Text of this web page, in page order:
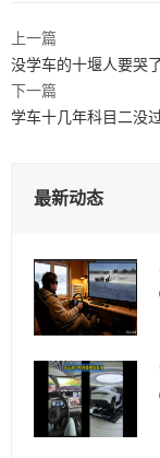
上一篇
没学车的十堰人要哭
下一篇
学车十几年科目二没
最新动态